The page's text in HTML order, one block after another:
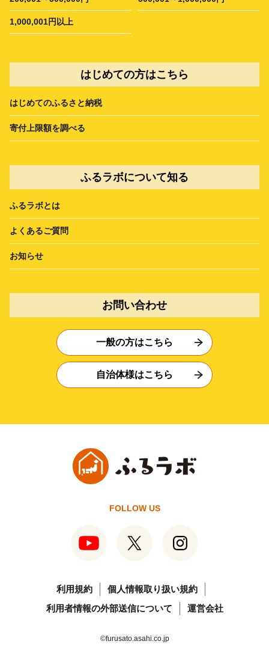
1,000,001円以上
はじめての方はこちら
はじめてのふるさと納税
寄付上限額を調べる
ふるラボについて知る
ふるラボとは
よくあるご質問
お知らせ
お問い合わせ
一般の方はこちら
自治体様はこちら
FOLLOW US
利用規約
個人情報取り扱い規約
利用者情報の外部送信について
運営会社
©furusato.asahi.co.jp